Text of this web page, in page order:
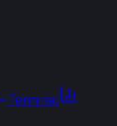
Terminal